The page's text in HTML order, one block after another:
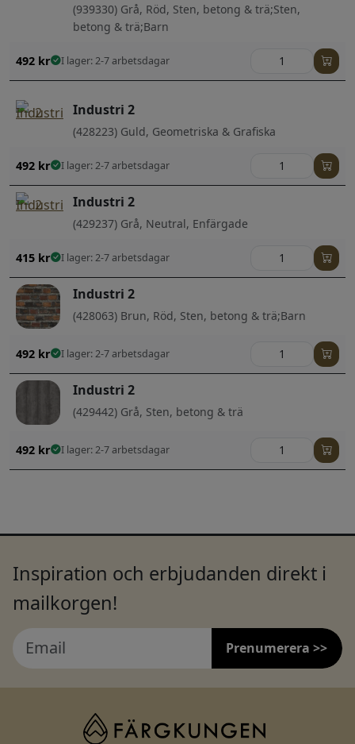
(939330) Grå, Röd, Sten, betong & trä;Sten,
betong & trä;Barn
492 kr I lager: 2-7 arbetsdagar
Industri 2
(428223) Guld, Geometriska & Grafiska
492 kr I lager: 2-7 arbetsdagar
Industri 2
(429237) Grå, Neutral, Enfärgade
415 kr I lager: 2-7 arbetsdagar
Industri 2
(428063) Brun, Röd, Sten, betong & trä;Barn
492 kr I lager: 2-7 arbetsdagar
Industri 2
(429442) Grå, Sten, betong & trä
492 kr I lager: 2-7 arbetsdagar
Inspiration och erbjudanden direkt i
mailkorgen!
Prenumerera >>